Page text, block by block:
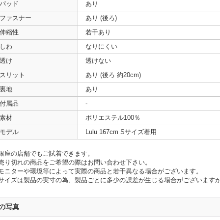
パッド
あり
ファスナー
あり (後ろ)
伸縮性
若干あり
しわ
なりにくい
透け
透けない
スリット
あり (後ろ 約20cm)
裏地
あり
付属品
-
素材
ポリエステル100％
モデル
Lulu 167cm Sサイズ着用
座の店舗でもご試着できます。
り切れの商品をご希望の際はお問い合わせ下さい。
ニターや環境等によって実際の商品と若干異なる場合がございます。
イズは製品の実寸の為、製品ごとに多少の誤差が生じる場合がございます
写真